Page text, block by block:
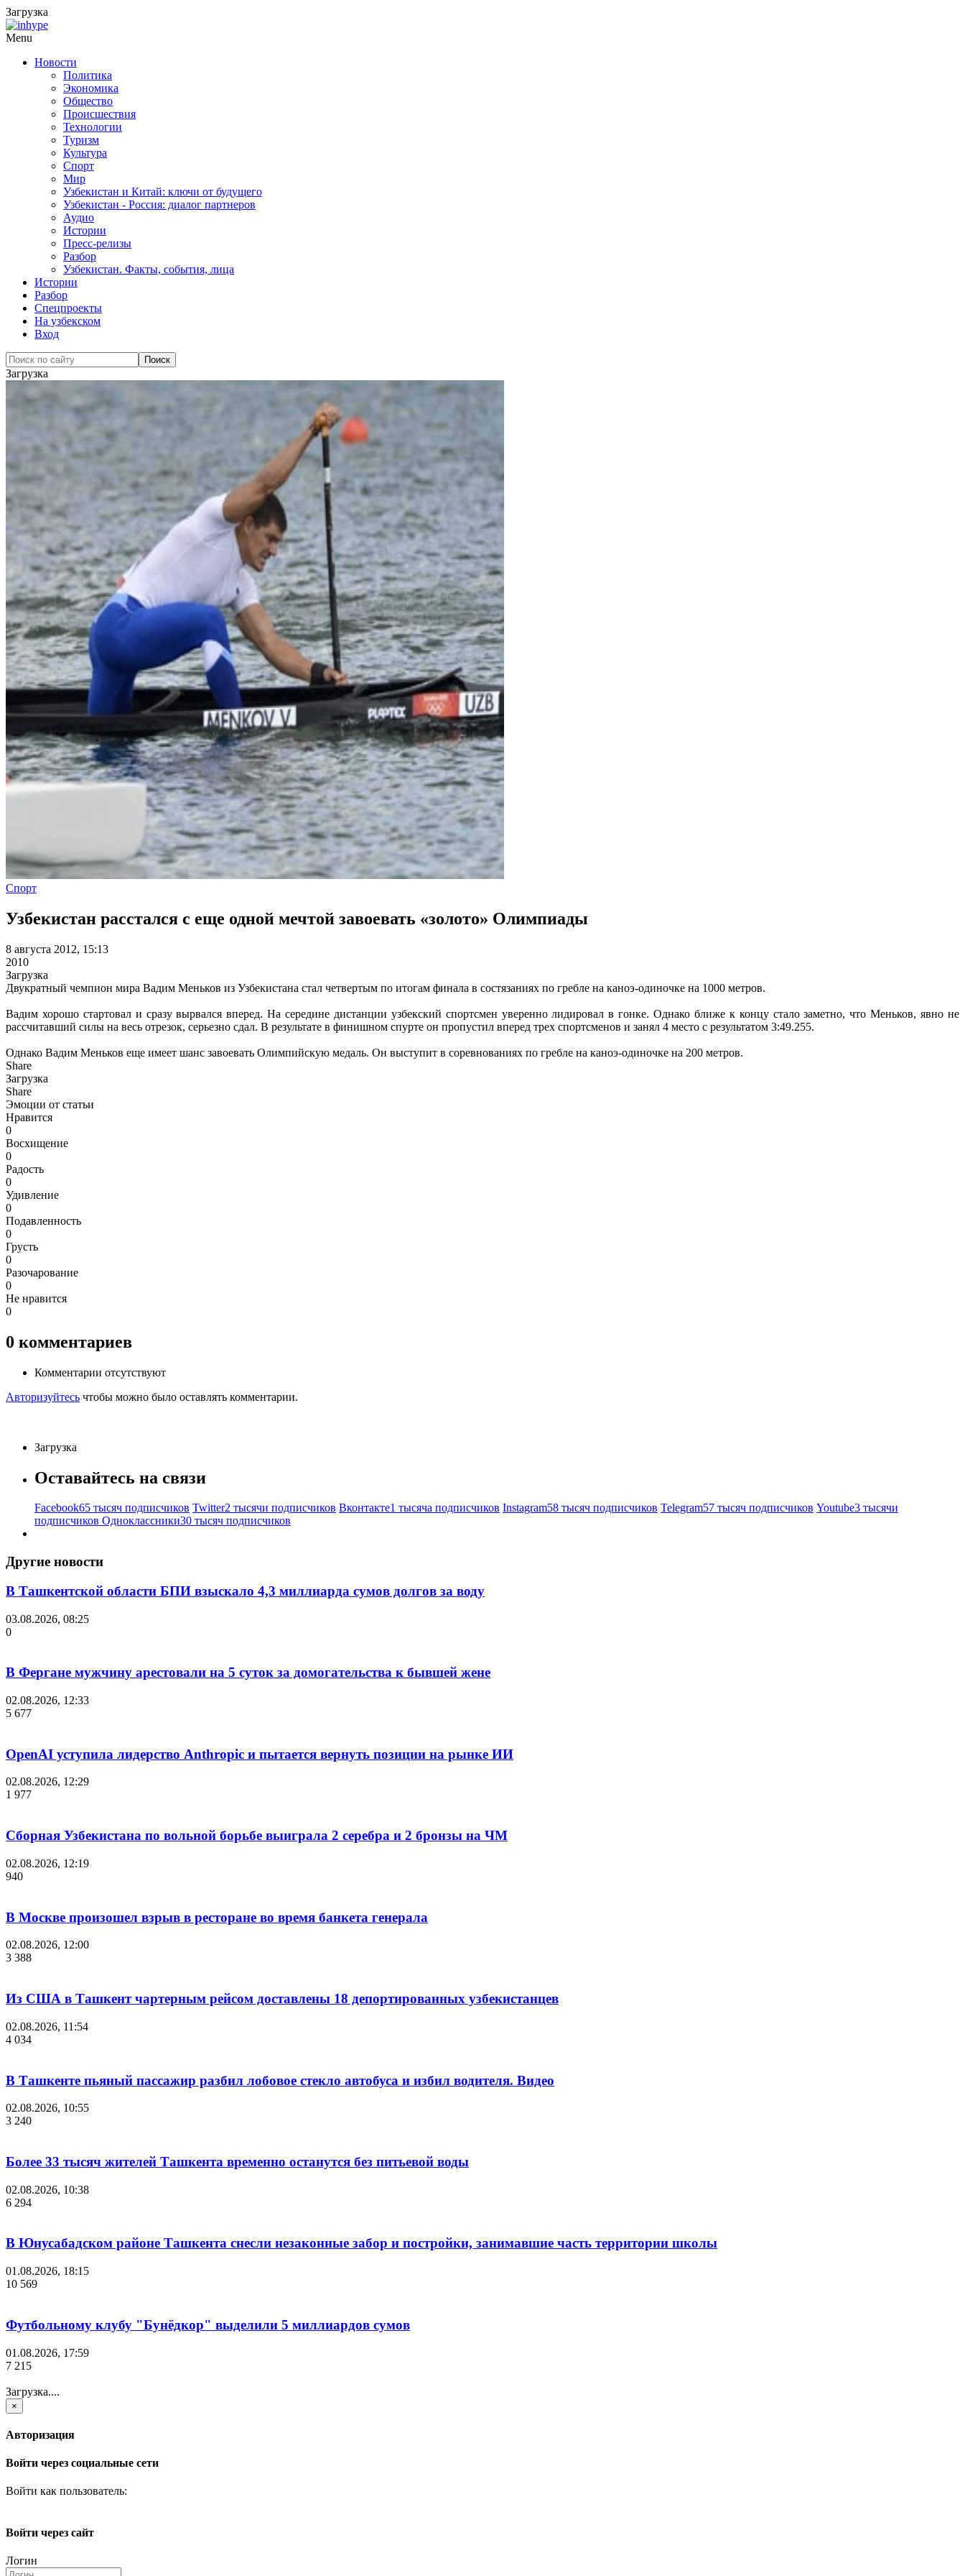
Загрузка
Menu
Новости
Политика
Экономика
Общество
Происшествия
Технологии
Туризм
Культура
Спорт
Мир
Узбекистан и Китай: ключи от будущего
Узбекистан - Россия: диалог партнеров
Аудио
Истории
Пресс-релизы
Разбор
Узбекистан. Факты, события, лица
Истории
Разбор
Спецпроекты
На узбекском
Вход
Загрузка
Спорт
Узбекистан расстался с еще одной мечтой завоевать «золото» Олимпиады
8 августа 2012, 15:13
2010
Загрузка
Двукратный чемпион мира Вадим Меньков из Узбекистана стал четвертым по итогам финала в состязаниях по гребле на каноэ-одиночке на 1000 метров.
Вадим хорошо стартовал и сразу вырвался вперед. На середине дистанции узбекский спортсмен уверенно лидировал в гонке. Однако ближе к концу стало заметно, что Меньков, явно не
рассчитавший силы на весь отрезок, серьезно сдал. В результате в финишном спурте он пропустил вперед трех спортсменов и занял 4 место с результатом 3:49.255.
Однако Вадим Меньков еще имеет шанс завоевать Олимпийскую медаль. Он выступит в соревнованиях по гребле на каноэ-одиночке на 200 метров.
Share
Загрузка
Share
Эмоции от статьи
Нравится
0
Восхищение
0
Радость
0
Удивление
0
Подавленность
0
Грусть
0
Разочарование
0
Не нравится
0
0 комментариев
Комментарии отсутствуют
Авторизуйтесь чтобы можно было оставлять комментарии.
Загрузка
Оставайтесь на связи
Facebook65 тысяч подписчиков Twitter2 тысячи подписчиков Вконтакте1 тысяча подписчиков Instagram58 тысяч подписчиков Telegram57 тысяч подписчиков Youtube3 тысячи
подписчиков Одноклассники30 тысяч подписчиков
Другие новости
В Ташкентской области БПИ взыскало 4,3 миллиарда сумов долгов за воду
03.08.2026, 08:25
0
В Фергане мужчину арестовали на 5 суток за домогательства к бывшей жене
02.08.2026, 12:33
5 677
OpenAI уступила лидерство Anthropic и пытается вернуть позиции на рынке ИИ
02.08.2026, 12:29
1 977
Сборная Узбекистана по вольной борьбе выиграла 2 серебра и 2 бронзы на ЧМ
02.08.2026, 12:19
940
В Москве произошел взрыв в ресторане во время банкета генерала
02.08.2026, 12:00
3 388
Из США в Ташкент чартерным рейсом доставлены 18 депортированных узбекистанцев
02.08.2026, 11:54
4 034
В Ташкенте пьяный пассажир разбил лобовое стекло автобуса и избил водителя. Видео
02.08.2026, 10:55
3 240
Более 33 тысяч жителей Ташкента временно останутся без питьевой воды
02.08.2026, 10:38
6 294
В Юнусабадском районе Ташкента снесли незаконные забор и постройки, занимавшие часть территории школы
01.08.2026, 18:15
10 569
Футбольному клубу "Бунёдкор" выделили 5 миллиардов сумов
01.08.2026, 17:59
7 215
Загрузка....
×
Авторизация
Войти через социальные сети
Войти как пользователь:
Войти через сайт
Логин